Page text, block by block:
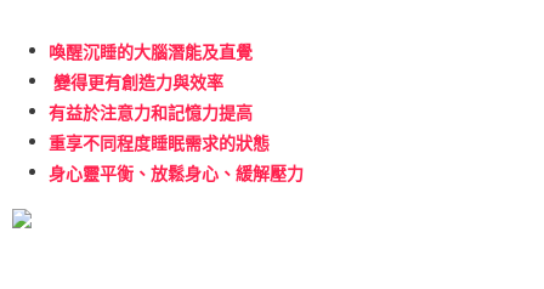
喚醒沉睡的大腦潛能及直覺
變得更有創造力與效率
有益於注意力和記憶力提高
重享不同程度睡眠需求的狀態
身心靈平衡、放鬆身心、緩解壓力